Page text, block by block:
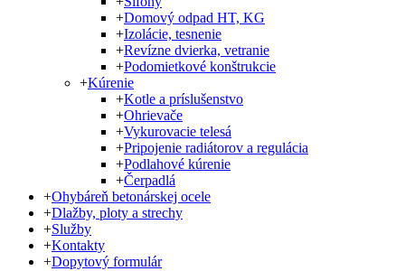
+Domový odpad HT, KG
+Izolácie, tesnenie
+Revízne dvierka, vetranie
+Podomietkové konštrukcie
+Kúrenie
+Kotle a príslušenstvo
+Ohrievače
+Vykurovacie telesá
+Pripojenie radiátorov a regulácia
+Podlahové kúrenie
+Čerpadlá
+Ohybáreň betonárskej ocele
+Dlažby, ploty a strechy
+Služby
+Kontakty
+Dopytový formulár